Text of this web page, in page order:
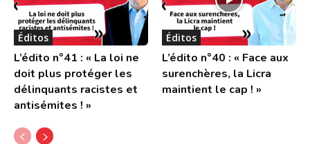
Éditos
L’édito n°41 : « La loi ne
doit plus protéger les
délinquants racistes et
antisémites ! »
Éditos
L’édito n°40 : « Face aux
surenchères, la Licra
maintient le cap ! »